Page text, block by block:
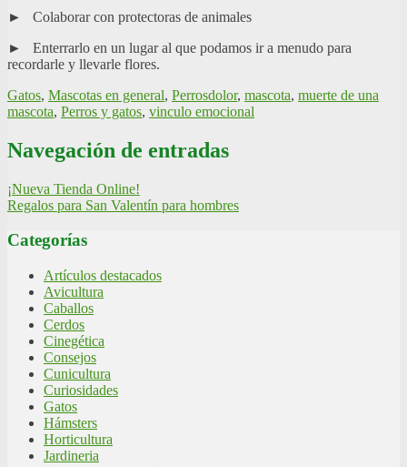
► Colaborar con protectoras de animales
► Enterrarlo en un lugar al que podamos ir a menudo para
recordarle y llevarle flores.
Gatos, Mascotas en general, Perrosdolor, mascota, muerte de una
mascota, Perros y gatos, vinculo emocional
Navegación de entradas
¡Nueva Tienda Online!
Regalos para San Valentín para hombres
Categorías
Artículos destacados
Avicultura
Caballos
Cerdos
Cinegética
Consejos
Cunicultura
Curiosidades
Gatos
Hámsters
Horticultura
Jardineria